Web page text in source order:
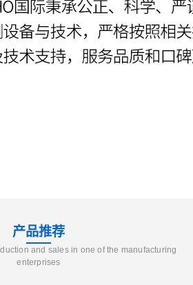
产品推荐
and sales in one of the manufacturing
enterprises